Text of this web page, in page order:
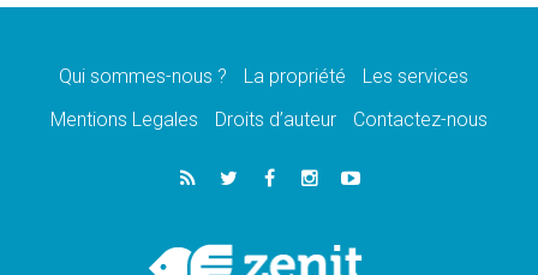
07.08.2026
07.08.2026
de l'Assomption et mémoire nationale
«La paix commence par l'empathie» estime
le cardinal Parolin
En Colombie, «la paix ne s'achète pas avec
une signature»
Qui sommes-nous ? La propriété
Les services
Mentions Legales
Droits d’auteur Contactez-nous